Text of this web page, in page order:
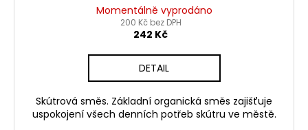
Momentálně vyprodáno
200 Kč bez DPH
242 Kč
DETAIL
Skútrová směs. Základní organická směs zajišťuje
uspokojení všech denních potřeb skútru ve městě.